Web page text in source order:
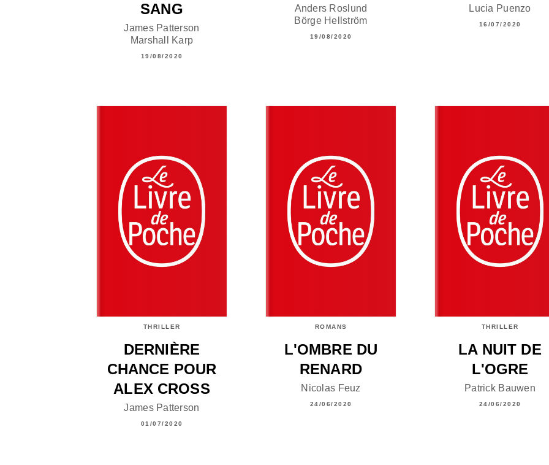
SANG
James Patterson
Marshall Karp
19/08/2020
Anders Roslund
Börge Hellström
19/08/2020
Lucia Puenzo
16/07/2020
THRILLER
DERNIÈRE
CHANCE POUR
ALEX CROSS
James Patterson
01/07/2020
ROMANS
L'OMBRE DU
RENARD
Nicolas Feuz
24/06/2020
THRILLER
LA NUIT DE
L'OGRE
Patrick Bauwen
24/06/2020